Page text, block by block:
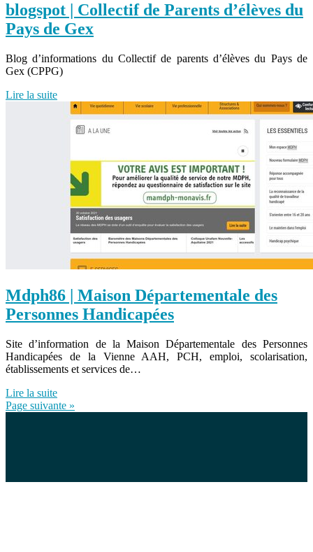
blogspot | Collectif de Parents d’élèves du
Pays de Gex
Blog d’informations du Collectif de parents d’élèves du Pays de
Gex (CPPG)
Lire la suite
Mdph86 | Maison Dépar­temen­ta­le des
Personnes Handicapées
Site d’information de la Maison Départementale des Personnes
Handicapées de la Vienne AAH, PCH, emploi, scolarisation,
établissements et services de…
Lire la suite
Page suivante »